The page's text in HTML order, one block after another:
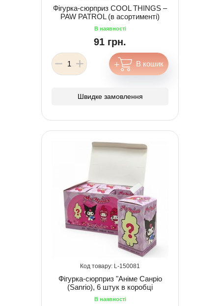
Фігурка-сюрприз COOL THINGS –
PAW PATROL (в асортименті)
91 грн.
Швидке замовлення
150081
Фігурка-сюрприз "Аніме Санріо
(Sanrio), 6 штук в коробці